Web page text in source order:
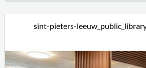
sint-pieters-